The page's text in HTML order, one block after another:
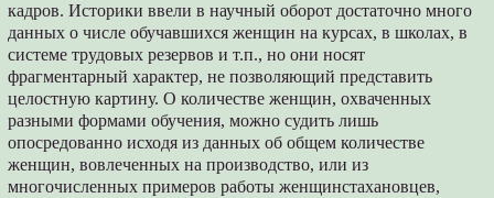
кадров. Историки ввели в научный оборот достаточно много
данных о числе обучавшихся женщин на курсах, в школах, в
системе трудовых резервов и т.п., но они носят
фрагментарный характер, не позволяющий представить
целостную картину. О количестве женщин, охваченных
разными формами обучения, можно судить лишь
опосредованно исходя из данных об общем количестве
женщин, вовлеченных на производство, или из
многочисленных примеров работы женщинстахановцев,